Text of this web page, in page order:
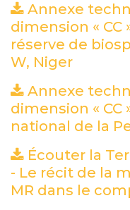
Annexe
dimension « CC
réserve de
W, Niger
Annexe
dimension « CC
national de la
Écouter la
- Le récit de la
MR dans le